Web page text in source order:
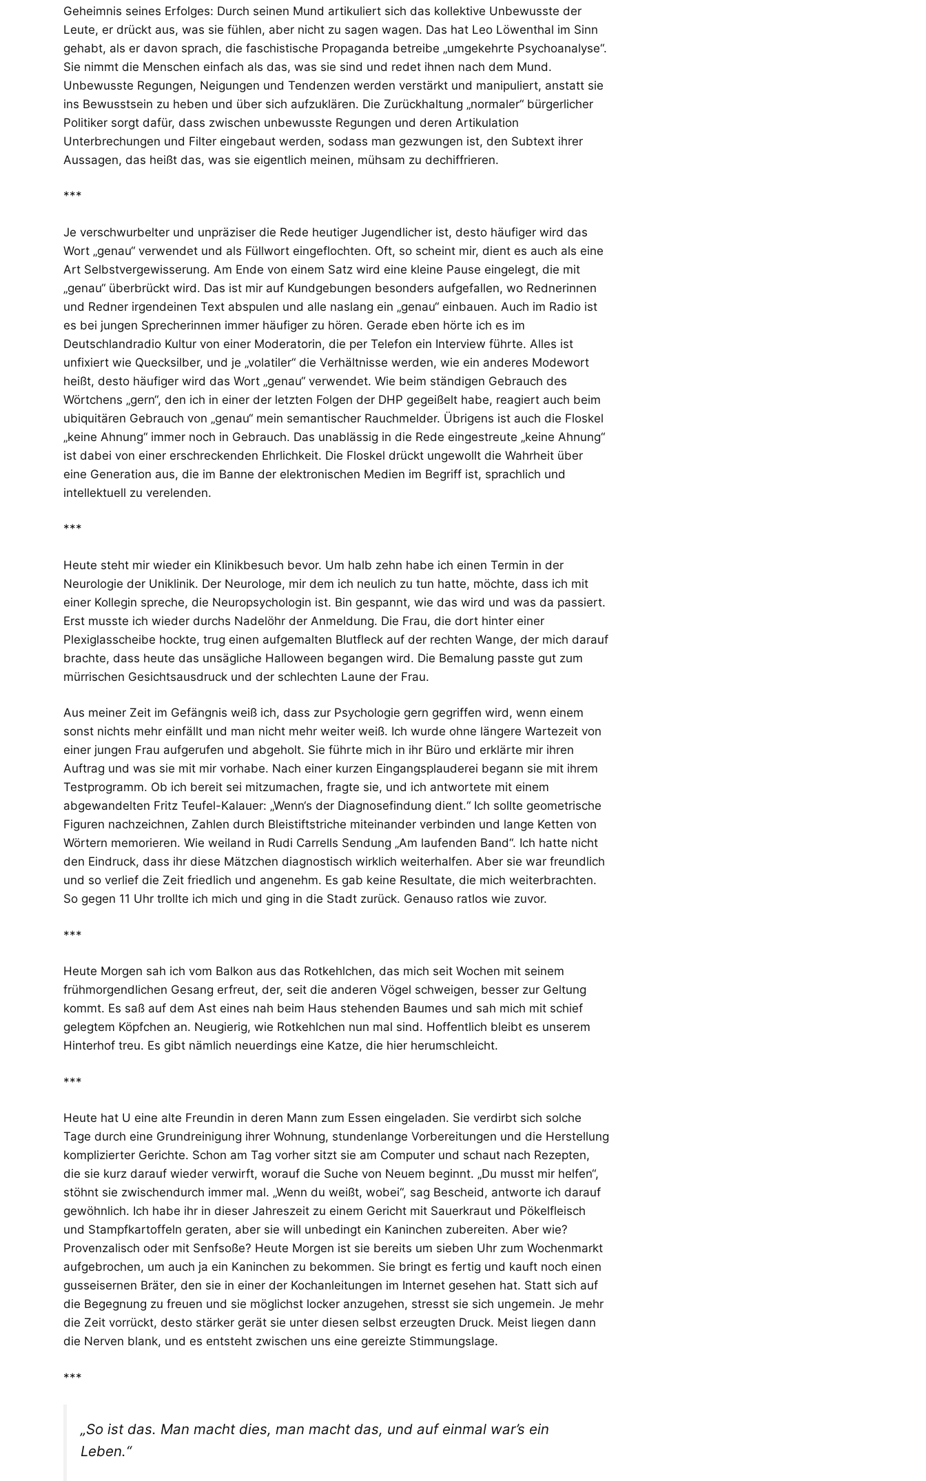
Geheimnis seines Erfolges: Durch seinen Mund artikuliert sich das kollektive Unbewusste der
Leute, er drückt aus, was sie fühlen, aber nicht zu sagen wagen. Das hat Leo Löwenthal im Sinn
gehabt, als er davon sprach, die faschistische Propaganda betreibe „umgekehrte Psychoanalyse“.
Sie nimmt die Menschen einfach als das, was sie sind und redet ihnen nach dem Mund.
Unbewusste Regungen, Neigungen und Tendenzen werden verstärkt und manipuliert, anstatt sie
ins Bewusstsein zu heben und über sich aufzuklären. Die Zurückhaltung „normaler“ bürgerlicher
Politiker sorgt dafür, dass zwischen unbewusste Regungen und deren Artikulation
Unterbrechungen und Filter eingebaut werden, sodass man gezwungen ist, den Subtext ihrer
Aussagen, das heißt das, was sie eigentlich meinen, mühsam zu dechiffrieren.
***
Je verschwurbelter und unpräziser die Rede heutiger Jugendlicher ist, desto häufiger wird das
Wort „genau“ verwendet und als Füllwort eingeflochten. Oft, so scheint mir, dient es auch als eine
Art Selbstvergewisserung. Am Ende von einem Satz wird eine kleine Pause eingelegt, die mit
„genau“ überbrückt wird. Das ist mir auf Kundgebungen besonders aufgefallen, wo Rednerinnen
und Redner irgendeinen Text abspulen und alle naslang ein „genau“ einbauen. Auch im Radio ist
es bei jungen Sprecherinnen immer häufiger zu hören. Gerade eben hörte ich es im
Deutschlandradio Kultur von einer Moderatorin, die per Telefon ein Interview führte. Alles ist
unfixiert wie Quecksilber, und je „volatiler“ die Verhältnisse werden, wie ein anderes Modewort
heißt, desto häufiger wird das Wort „genau“ verwendet. Wie beim ständigen Gebrauch des
Wörtchens „gern“, den ich in einer der letzten Folgen der DHP gegeißelt habe, reagiert auch beim
ubiquitären Gebrauch von „genau“ mein semantischer Rauchmelder. Übrigens ist auch die Floskel
„keine Ahnung“ immer noch in Gebrauch. Das unablässig in die Rede eingestreute „keine Ahnung“
ist dabei von einer erschreckenden Ehrlichkeit. Die Floskel drückt ungewollt die Wahrheit über
eine Generation aus, die im Banne der elektronischen Medien im Begriff ist, sprachlich und
intellektuell zu verelenden.
***
Heute steht mir wieder ein Klinikbesuch bevor. Um halb zehn habe ich einen Termin in der
Neurologie der Uniklinik. Der Neurologe, mir dem ich neulich zu tun hatte, möchte, dass ich mit
einer Kollegin spreche, die Neuropsychologin ist. Bin gespannt, wie das wird und was da passiert.
Erst musste ich wieder durchs Nadelöhr der Anmeldung. Die Frau, die dort hinter einer
Plexiglasscheibe hockte, trug einen aufgemalten Blutfleck auf der rechten Wange, der mich darauf
brachte, dass heute das unsägliche Halloween begangen wird. Die Bemalung passte gut zum
mürrischen Gesichtsausdruck und der schlechten Laune der Frau.
Aus meiner Zeit im Gefängnis weiß ich, dass zur Psychologie gern gegriffen wird, wenn einem
sonst nichts mehr einfällt und man nicht mehr weiter weiß. Ich wurde ohne längere Wartezeit von
einer jungen Frau aufgerufen und abgeholt. Sie führte mich in ihr Büro und erklärte mir ihren
Auftrag und was sie mit mir vorhabe. Nach einer kurzen Eingangsplauderei begann sie mit ihrem
Testprogramm. Ob ich bereit sei mitzumachen, fragte sie, und ich antwortete mit einem
abgewandelten Fritz Teufel-Kalauer: „Wenn‘s der Diagnosefindung dient.“ Ich sollte geometrische
Figuren nachzeichnen, Zahlen durch Bleistiftstriche miteinander verbinden und lange Ketten von
Wörtern memorieren. Wie weiland in Rudi Carrells Sendung „Am laufenden Band“. Ich hatte nicht
den Eindruck, dass ihr diese Mätzchen diagnostisch wirklich weiterhalfen. Aber sie war freundlich
und so verlief die Zeit friedlich und angenehm. Es gab keine Resultate, die mich weiterbrachten.
So gegen 11 Uhr trollte ich mich und ging in die Stadt zurück. Genauso ratlos wie zuvor.
***
Heute Morgen sah ich vom Balkon aus das Rotkehlchen, das mich seit Wochen mit seinem
frühmorgendlichen Gesang erfreut, der, seit die anderen Vögel schweigen, besser zur Geltung
kommt. Es saß auf dem Ast eines nah beim Haus stehenden Baumes und sah mich mit schief
gelegtem Köpfchen an. Neugierig, wie Rotkehlchen nun mal sind. Hoffentlich bleibt es unserem
Hinterhof treu. Es gibt nämlich neuerdings eine Katze, die hier herumschleicht.
***
Heute hat U eine alte Freundin in deren Mann zum Essen eingeladen. Sie verdirbt sich solche
Tage durch eine Grundreinigung ihrer Wohnung, stundenlange Vorbereitungen und die Herstellung
komplizierter Gerichte. Schon am Tag vorher sitzt sie am Computer und schaut nach Rezepten,
die sie kurz darauf wieder verwirft, worauf die Suche von Neuem beginnt. „Du musst mir helfen“,
stöhnt sie zwischendurch immer mal. „Wenn du weißt, wobei“, sag Bescheid, antworte ich darauf
gewöhnlich. Ich habe ihr in dieser Jahreszeit zu einem Gericht mit Sauerkraut und Pökelfleisch
und Stampfkartoffeln geraten, aber sie will unbedingt ein Kaninchen zubereiten. Aber wie?
Provenzalisch oder mit Senfsoße? Heute Morgen ist sie bereits um sieben Uhr zum Wochenmarkt
aufgebrochen, um auch ja ein Kaninchen zu bekommen. Sie bringt es fertig und kauft noch einen
gusseisernen Bräter, den sie in einer der Kochanleitungen im Internet gesehen hat. Statt sich auf
die Begegnung zu freuen und sie möglichst locker anzugehen, stresst sie sich ungemein. Je mehr
die Zeit vorrückt, desto stärker gerät sie unter diesen selbst erzeugten Druck. Meist liegen dann
die Nerven blank, und es entsteht zwischen uns eine gereizte Stimmungslage.
***
„So ist das. Man macht dies, man macht das, und auf einmal war’s ein
Leben.“